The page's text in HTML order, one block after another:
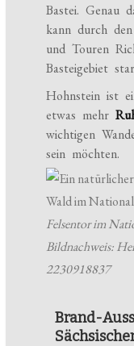
Bastei. Genau
kann durch
und Touren
Basteigebiet
Hohnstein ist
etwas mehr
wichtigen
sein möchten.
Felsentor im
Bildnachweis:
2230918837
Brand-